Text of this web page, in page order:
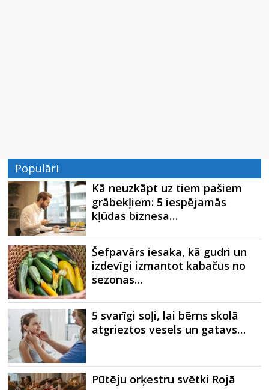
Populāri
Kā neuzkāpt uz tiem pašiem
grābekļiem: 5 iespējamās
kļūdas biznesa…
Šefpavārs iesaka, kā gudri un
izdevīgi izmantot kabačus no
sezonas…
5 svarīgi soļi, lai bērns skolā
atgrieztos vesels un gatavs…
Pūtēju orķestru svētki Rojā